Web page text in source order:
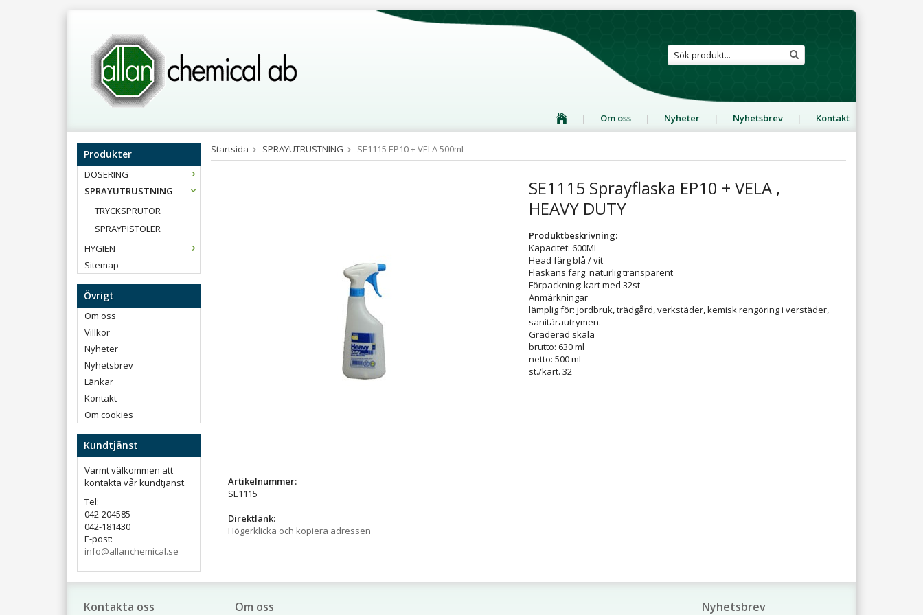
Om oss Nyheter Nyhetsbrev Kontakt
Produkter
DOSERING
SPRAYUTRUSTNING
TRYCKSPRUTOR
SPRAYPISTOLER
HYGIEN
Sitemap
Övrigt
Om oss
Villkor
Nyheter
Nyhetsbrev
Länkar
Kontakt
Om cookies
Kundtjänst
Varmt välkommen att
kontakta vår kundtjänst.
Tel:
042-204585
042-181430
E-post:
info@allanchemical.se
Startsida SPRAYUTRUSTNING SE1115 EP10 + VELA 500ml
SE1115 Sprayflaska EP10 + VELA ,
HEAVY DUTY
Produktbeskrivning:
Kapacitet: 600ML
Head färg blå / vit
Flaskans färg: naturlig transparent
Förpackning: kart med 32st
Anmärkningar
lämplig för: jordbruk, trädgård, verkstäder, kemisk rengöring i verstäder,
sanitärautrymen.
Graderad skala
brutto: 630 ml
netto: 500 ml
st./kart. 32
Artikelnummer:
SE1115
Direktlänk:
Högerklicka och kopiera adressen
Kontakta oss Nyhetsbrev
Om oss